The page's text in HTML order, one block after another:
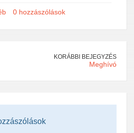
0 hozzászólások
KORÁBBI BEJEGYZÉS
Meghívó